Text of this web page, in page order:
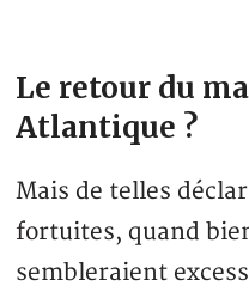
Le retour du
Atlantique ?
Mais de telles
fortuites, quand
sembleraient